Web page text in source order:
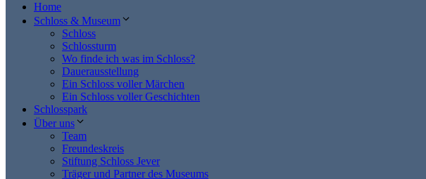
Home
Schloss & Museum
Schloss
Schlossturm
Wo finde ich was im Schloss?
Dauerausstellung
Ein Schloss voller Märchen
Ein Schloss voller Geschichten
Schlosspark
Über uns
Team
Freundeskreis
Stiftung Schloss Jever
Träger und Partner des Museums